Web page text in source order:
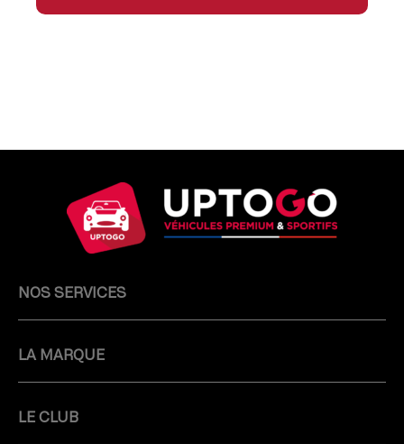
NOS SERVICES
LA MARQUE
LE CLUB